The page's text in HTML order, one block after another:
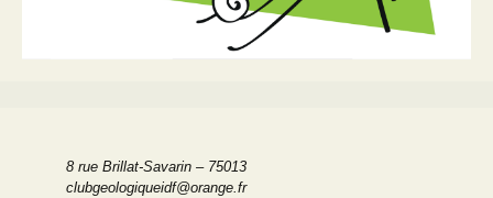
8 rue Brillat-Savarin – 75013
clubgeologiqueidf@orange.fr